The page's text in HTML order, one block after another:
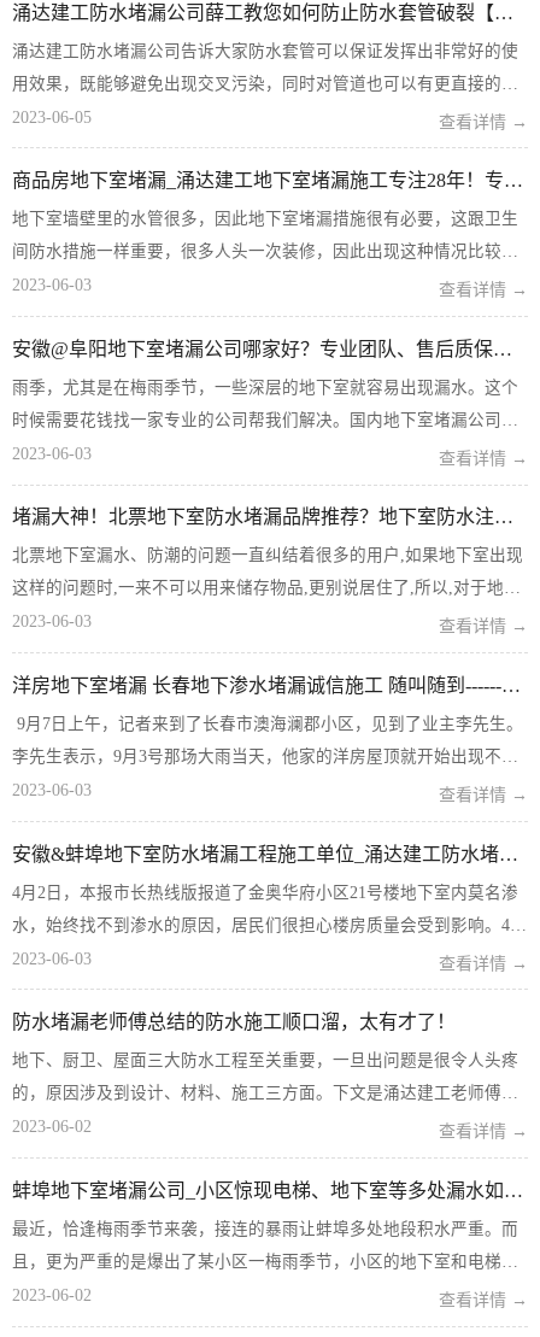
旅游度...
涌达建工防水堵漏公司薛工教您如何防止防水套管破裂【收藏】
涌达建工防水堵漏公司告诉大家防水套管可以保证发挥出非常好的使
用效果，既能够避免出现交叉污染，同时对管道也可以有更直接的保
护作用，避免各种不同管道受到破坏，在各种环境下应用可以满足大
家的针对性需求，而且可以发挥保护功能，但是大家还需要注意正确
的安装方法这样才能保证应...
2023-06-05 查看详情 →
商品房地下室堵漏_涌达建工地下室堵漏施工专注28年！专业靠谱
地下室墙壁里的水管很多，因此地下室堵漏措施很有必要，这跟卫生
间防水措施一样重要，很多人头一次装修，因此出现这种情况比较的
慌张，会问地下室堵漏如何施工？下面涌达建工堵漏公司小编将为大
家介绍一些地下室堵漏施工方案，有不了解的朋友不妨参考一下。 商
品房地下室堵...
2023-06-03 查看详情 →
安徽@阜阳地下室堵漏公司哪家好？专业团队、售后质保最重要
雨季，尤其是在梅雨季节，一些深层的地下室就容易出现漏水。这个
时候需要花钱找一家专业的公司帮我们解决。国内地下室堵漏公司的
专业度参差不齐，就阜阳本地来说，阜阳地下室堵漏公司哪家好呢？
一起跟随开来工程师了解一下。 阜阳地下室堵漏公司比较专业？涌达
建工堵漏公司...
2023-06-03 查看详情 →
堵漏大神！北票地下室防水堵漏品牌推荐？地下室防水注意事项？
北票地下室漏水、防潮的问题一直纠结着很多的用户,如果地下室出现
这样的问题时,一来不可以用来储存物品,更别说居住了,所以,对于地下
室防水堵漏的问题一定要重视,而处理之胶,材料为重要,所以,一定要了
解地下室防水堵漏品牌,这样一来,才能更好的解决北票地下室堵漏、潮
湿的问...
2023-06-03 查看详情 →
洋房地下室堵漏 长春地下渗水堵漏诚信施工 随叫随到------专业----
9月7日上午，记者来到了长春市澳海澜郡小区，见到了业主李先生。
李先生表示，9月3号那场大雨当天，他家的洋房屋顶就开始出现不同
程度的漏雨情况。 随后，记者跟随李先生登上了他家的洋房屋顶，李
先生表示造成房屋漏雨的原因就是房顶塌陷，造成...
2023-06-03 查看详情 →
安徽&蚌埠地下室防水堵漏工程施工单位_涌达建工防水堵漏公司...电话
4月2日，本报市长热线版报道了金奥华府小区21号楼地下室内莫名渗
水，始终找不到渗水的原因，居民们很担心楼房质量会受到影响。4月
12日，记者从该小区物业处了解到，目前基本可以判断是由于附近下
水管道渗漏所致，已安排人员维修。市供水部门管线所所长张自强介
绍，针对小区居民...
2023-06-03 查看详情 →
防水堵漏老师傅总结的防水施工顺口溜，太有才了！
地下、厨卫、屋面三大防水工程至关重要，一旦出问题是很令人头疼
的，原因涉及到设计、材料、施工三方面。下文是涌达建工老师傅们
结合防水工程的经验教训，以顺口溜的形式总结了各类防水施工的要
点，以这种方式传播知识，实在是太有才了！ 整体设计建筑渗漏小问
题，产品质量...
2023-06-02 查看详情 →
蚌埠地下室堵漏公司_小区惊现电梯、地下室等多处漏水如何处理？
最近，恰逢梅雨季节来袭，接连的暴雨让蚌埠多处地段积水严重。而
且，更为严重的是爆出了某小区一梅雨季节，小区的地下室和电梯出
现了严重的漏水现象。具体情况我们一起来看~近日，有网友爆料称，
经开区某小区电梯、地下室位置惊现漏水。 据网友透露，该小区并不
2023-06-02 查看详情 →